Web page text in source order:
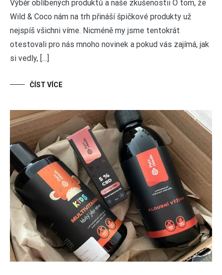
Výběr oblíbených produktů a naše zkušenostii O tom, že
Wild & Coco nám na trh přináší špičkové produkty už
nejspíš všichni víme. Nicméně my jsme tentokrát
otestovali pro nás mnoho novinek a pokud vás zajímá, jak
si vedly, […]
ČÍST VÍCE